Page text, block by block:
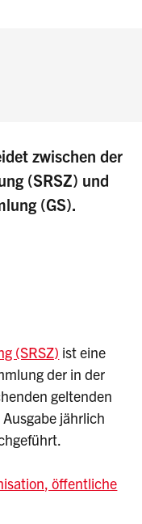
zwischen der
(SRSZ) und
(GS).
(SRSZ) ist eine
der in der
geltenden
jährlich
öffentliche